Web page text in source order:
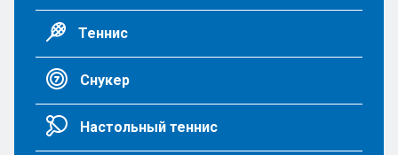
Теннис
Снукер
Настольный теннис